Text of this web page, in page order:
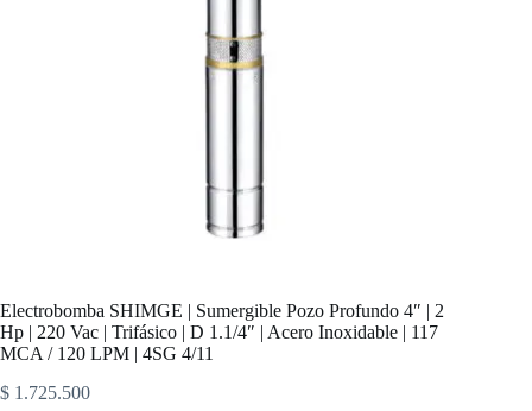
Electrobomba SHIMGE | Sumergible Pozo Profundo 4″ | 2
Hp | 220 Vac | Trifásico | D 1.1/4″ | Acero Inoxidable | 117
MCA / 120 LPM | 4SG 4/11
$ 1.725.500